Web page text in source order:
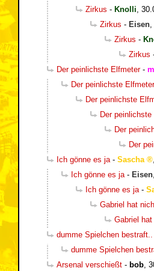
Zirkus - Knolli,
Zirkus - Eisen,
Zirkus -
Zirkus
Der peinlichste Elfmeter-
Der peinlichste Elfmeter
Der peinlichste
Der
Der
Der
Ich gönne es ja- Sascha ,
Ich gönne es ja- Eisen,
Ich gönne es ja-
Gabriel hat
Gabriel
dumme Spielchen bestraft..
dumme Spielchen
Arsenal verschießt - bob,